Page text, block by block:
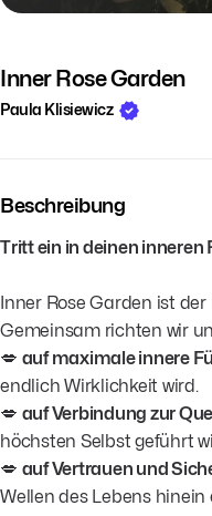
Inner Rose Garden
Paula Klisiewicz
Beschreibung
Tritt ein in deinen inneren
Inner Rose Garden ist der
Gemeinsam richten wir
💋 auf maximale innere
endlich Wirklichkeit wird.
💋 auf Verbindung zur
höchsten Selbst geführt
💋 auf Vertrauen und
Wellen des Lebens